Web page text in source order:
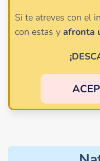
Si te atreves con el
con estas y afronta